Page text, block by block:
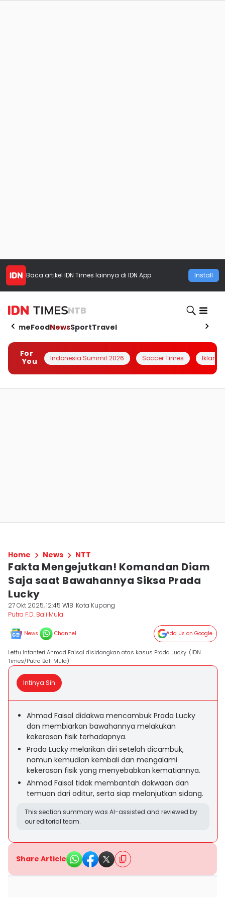
Baca artikel IDN Times lainnya di IDN App Install
NTB
HomeFoodNewsSportTravel
For
You
Indonesia Summit 2026 Soccer Times Iklanin
Home News NTT
Fakta Mengejutkan! Komandan Diam
Saja saat Bawahannya Siksa Prada
Lucky
27 Okt 2025, 12:45 WIB Kota Kupang
Putra F.D. Bali Mula
News Channel Add Us on Google
Lettu Infanteri Ahmad Faisal disidangkan atas kasus Prada Lucky. (IDN
Times/Putra Bali Mula)
Intinya Sih
Ahmad Faisal didakwa mencambuk Prada Lucky
dan membiarkan bawahannya melakukan
kekerasan fisik terhadapnya.
Prada Lucky melarikan diri setelah dicambuk,
namun kemudian kembali dan mengalami
kekerasan fisik yang menyebabkan kematiannya.
Ahmad Faisal tidak membantah dakwaan dan
temuan dari oditur, serta siap melanjutkan sidang.
This section summary was AI-assisted and reviewed by
our editorial team.
Share Article